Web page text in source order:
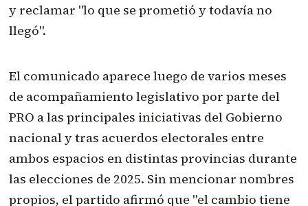
y reclamar "lo que se prometió y todavía no
llegó".
El comunicado aparece luego de varios meses
de acompañamiento legislativo por parte del
PRO a las principales iniciativas del Gobierno
nacional y tras acuerdos electorales entre
ambos espacios en distintas provincias durante
las elecciones de 2025. Sin mencionar nombres
propios, el partido afirmó que "el cambio tiene